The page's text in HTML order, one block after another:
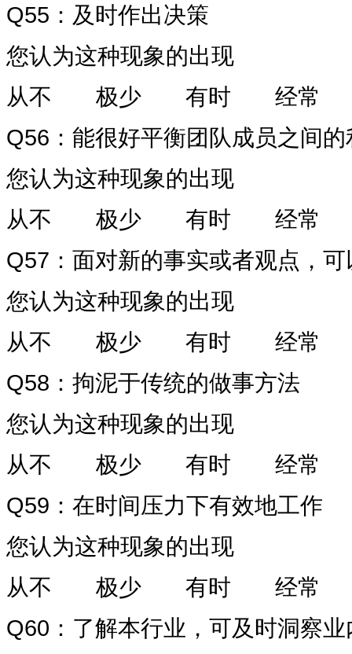
Q55 ：及时作出决策
您认为这种现象的出现
从不
极少 有时
经常
Q56 ：能很好平衡团队成员之间
您认为这种现象的出现
从不
极少 有时
经常
Q57 ：面对新的事实或者观点，
您认为这种现象的出现
从不
极少 有时
经常
Q58 ：拘泥于传统的做事方法
您认为这种现象的出现
从不
极少 有时
经常
Q59 ：在时间压力下有效地工作
您认为这种现象的出现
从不
极少 有时
经常
Q60 ：了解本行业，可及时洞察